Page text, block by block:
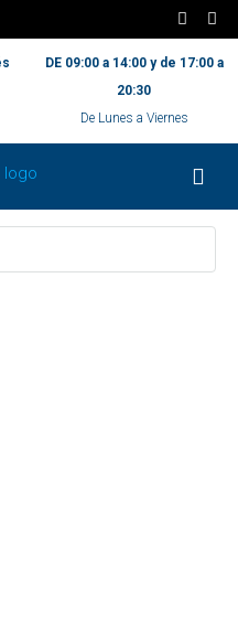
DE 09:00 a 14:00 y de 17:00 a
20:30
De Lunes a Viernes